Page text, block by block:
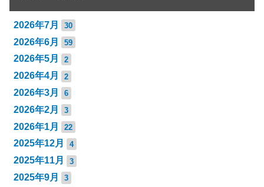
2026年7月 30
2026年6月 59
2026年5月 2
2026年4月 2
2026年3月 6
2026年2月 3
2026年1月 22
2025年12月 4
2025年11月 3
2025年9月 3